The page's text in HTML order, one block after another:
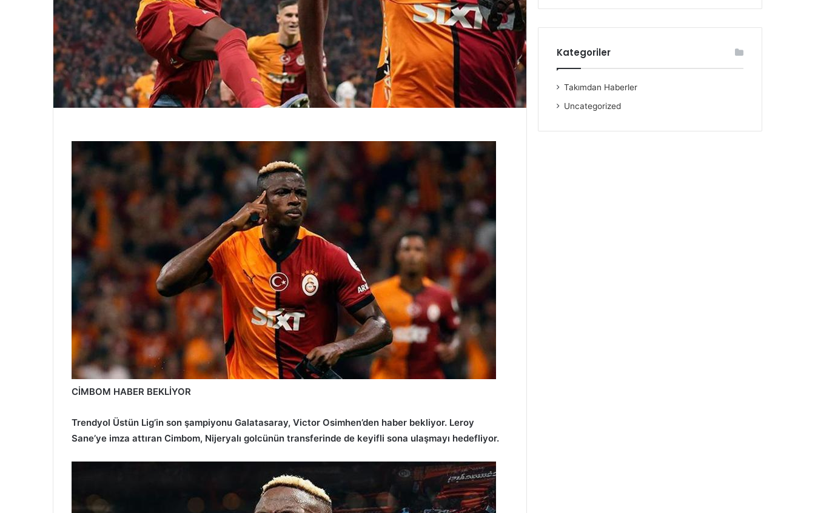
CİMBOM HABER BEKLİYOR
Trendyol Üstün Lig’in son şampiyonu Galatasaray, Victor Osimhen’den haber bekliyor. Leroy
Sane’ye imza attıran Cimbom, Nijeryalı golcünün transferinde de keyifli sona ulaşmayı hedefliyor.
Kategoriler
Takımdan Haberler
Uncategorized